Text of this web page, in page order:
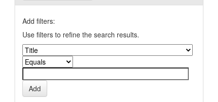
Add filters:
Use filters to refine the search results.